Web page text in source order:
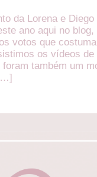
da Lorena e
ano aqui no blog,
votos que
os vídeos de
também um